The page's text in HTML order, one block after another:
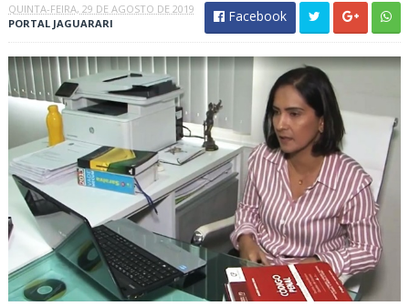
QUINTA-FEIRA, 29 DE AGOSTO DE 2019
PORTAL JAGUARARI
Facebook